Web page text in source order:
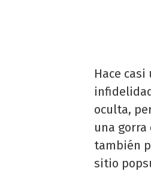
Hace casi
oculta,
una gorra
también
sitio